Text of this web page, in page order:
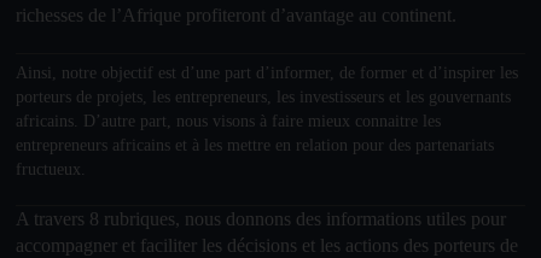
richesses de l’Afrique profiteront d’avantage au continent.
Ainsi, notre objectif est d’une part d’informer, de former et d’inspirer les
porteurs de projets, les entrepreneurs, les investisseurs et les gouvernants
africains. D’autre part, nous visons à faire mieux connaitre les
entrepreneurs africains et à les mettre en relation pour des partenariats
fructueux.
A travers 8 rubriques, nous donnons des informations utiles pour
accompagner et faciliter les décisions et les actions des porteurs de